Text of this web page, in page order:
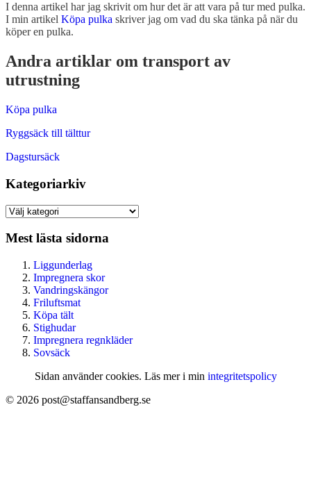
I denna artikel har jag skrivit om hur det är att vara på tur med pulka.
I min artikel Köpa pulka skriver jag om vad du ska tänka på när du
köper en pulka.
Andra artiklar om transport av
utrustning
Köpa pulka
Ryggsäck till tälttur
Dagstursäck
Kategoriarkiv
Kategoriarkiv
Mest lästa sidorna
Liggunderlag
Impregnera skor
Vandringskängor
Friluftsmat
Köpa tält
Stighudar
Impregnera regnkläder
Sovsäck
Sidan använder cookies. Läs mer i min integritetspolicy
© 2026 post@staffansandberg.se